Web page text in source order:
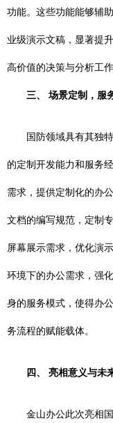
功能。这些功能能够辅
业级演示文稿，显著提
高价值的决策与分析工作
三、 场景定制，服
国防领域具有其独
的定制开发能力和服务
需求，提供定制化的办
文档的编写规范，定制
屏幕展示需求，优化演
环境下的办公需求，强
身的服务模式，使得办
务流程的赋能载体。
四、 亮相意义与未
金山办公此次亮相